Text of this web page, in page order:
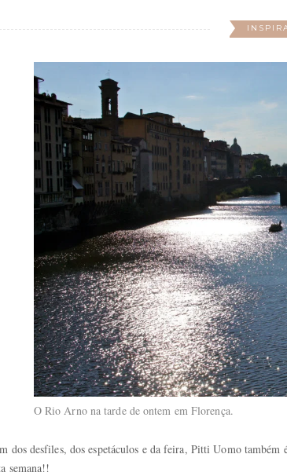
O Rio Arno na tarde de ontem em Florença.
dos desfiles, dos espetáculos e da feira, Pitti Uomo
semana!!